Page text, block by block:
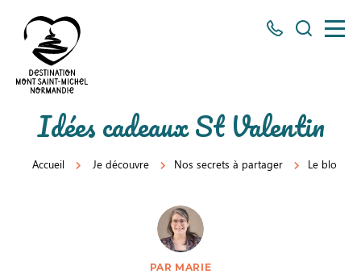
Mont
Michel
Tous
Idées cadeaux St Valentin
Accueil Je découvre Nos secrets à partager Le blog
PAR MARIE